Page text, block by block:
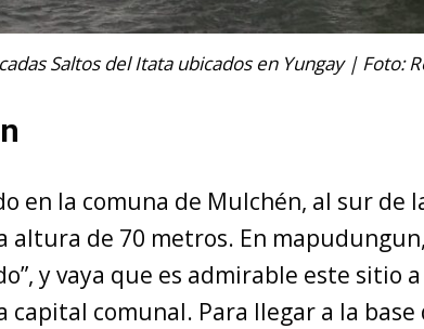
Saltos del Itata ubicados en Yungay | Foto:
en la comuna de Mulchén, al sur de
altura de 70 metros. En
y vaya que es admirable este sitio
capital comunal. Para llegar a la base